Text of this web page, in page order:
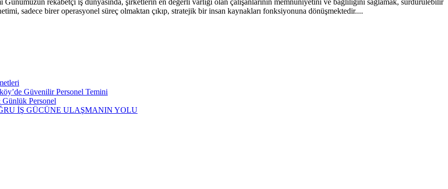
rekabetçi iş dünyasında, şirketlerin en değerli varlığı olan çalışanlarının memnuniyetini ve bağlılığını sağlamak, sürdürülebilir
sadece birer operasyonel süreç olmaktan çıkıp, stratejik bir insan kaynakları fonksiyonuna dönüşmektedir....
Güvenilir Personel Temini
Personel
İŞ GÜCÜNE ULAŞMANIN YOLU